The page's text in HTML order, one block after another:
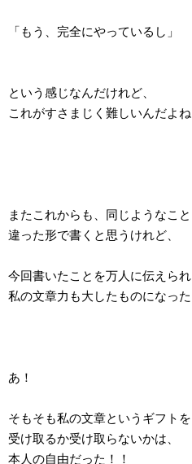
「もう、完全にやっているし」
という感じなんだけれど、
これがすさまじく難しいんだよね
またこれからも、同じようなこ
違った形で書くと思うけれど、
今回書いたことを万人に伝えら
私の文章力も大したものになった
あ！
そもそも私の文章というギフトを
受け取るか受け取らないかは、
本人の自由だった！！